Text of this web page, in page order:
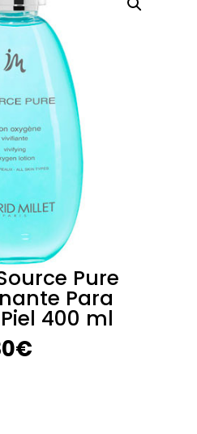
Pure
Para
400 ml
€El